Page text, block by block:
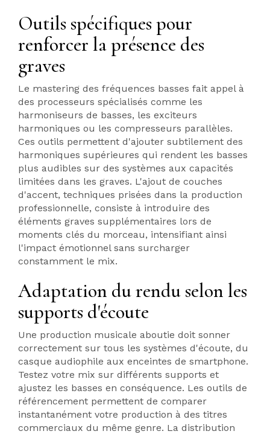
Outils spécifiques pour
renforcer la présence des
graves
Le mastering des fréquences basses fait appel à
des processeurs spécialisés comme les
harmoniseurs de basses, les exciteurs
harmoniques ou les compresseurs parallèles.
Ces outils permettent d'ajouter subtilement des
harmoniques supérieures qui rendent les basses
plus audibles sur des systèmes aux capacités
limitées dans les graves. L'ajout de couches
d'accent, techniques prisées dans la production
professionnelle, consiste à introduire des
éléments graves supplémentaires lors de
moments clés du morceau, intensifiant ainsi
l'impact émotionnel sans surcharger
constamment le mix.
Adaptation du rendu selon les
supports d'écoute
Une production musicale aboutie doit sonner
correctement sur tous les systèmes d'écoute, du
casque audiophile aux enceintes de smartphone.
Testez votre mix sur différents supports et
ajustez les basses en conséquence. Les outils de
référencement permettent de comparer
instantanément votre production à des titres
commerciaux du même genre. La distribution